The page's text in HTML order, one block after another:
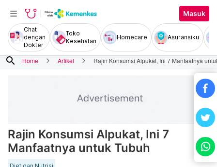
Masuk
Chat
dengan
Dokter
Toko
Kesehatan
Homecare Asuransiku
search Home Artikel Rajin Konsumsi Alpukat, Ini 7 Manfaatnya
Rajin Konsumsi Alpukat, Ini 7
Manfaatnya untuk Tubuh
Diet dan Nutrisi